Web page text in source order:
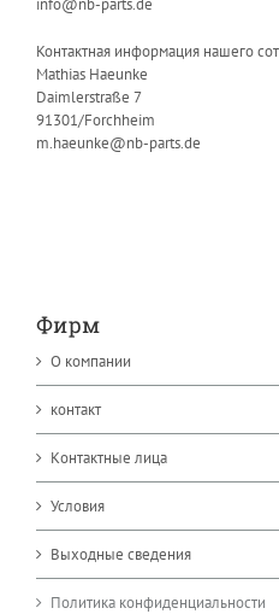
info@nb-parts.de
Контактная информация нашего
Mathias Haeunke
Daimlerstraße 7
91301/Forchheim
m.haeunke@nb-parts.de
Фирм
О компании
контакт
Kонтактные лица
Условия
Выходные сведения
Политика конфиденциальности